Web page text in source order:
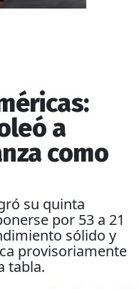
a
como
su quinta
por 53 a 21
sólido y
provisoriamente
tabla.